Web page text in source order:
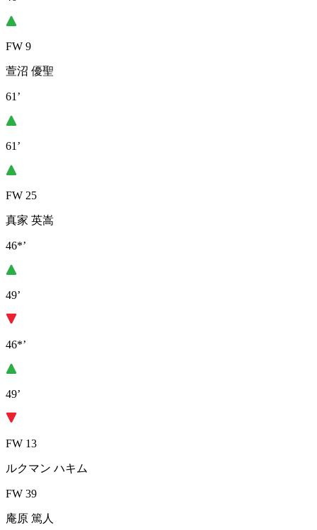
FW 9
萱沼 優聖
61’
61’
FW 25
真家 英嵩
46*’
49’
46*’
49’
FW 13
ルクマン ハキム
FW 39
庵原 篤人